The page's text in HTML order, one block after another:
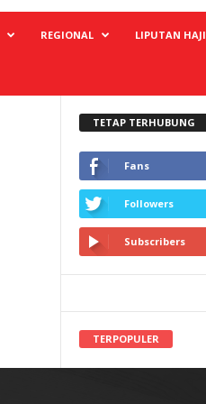
REGIONAL LIPUTAN HAJI
TETAP TERHUBUNG
Fans
Followers
Subscribers
TERPOPULER